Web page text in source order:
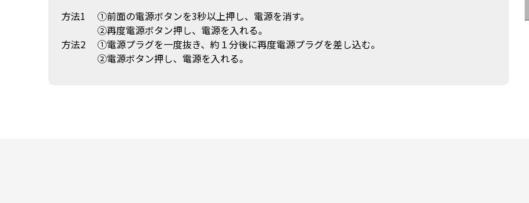
方法1
①前面の電源ボタンを3秒以上押し、電源を消す。
②再度電源ボタン押し、電源を入れる。
方法2
①電源プラグを一度抜き、約１分後に再度電源プラグを差し込む。
②電源ボタン押し、電源を入れる。